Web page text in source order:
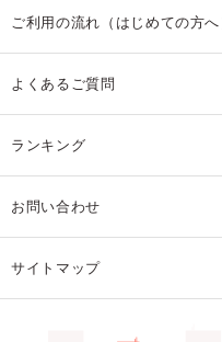
ご利用の流れ（はじめての方へ
よくあるご質問
ランキング
お問い合わせ
サイトマップ